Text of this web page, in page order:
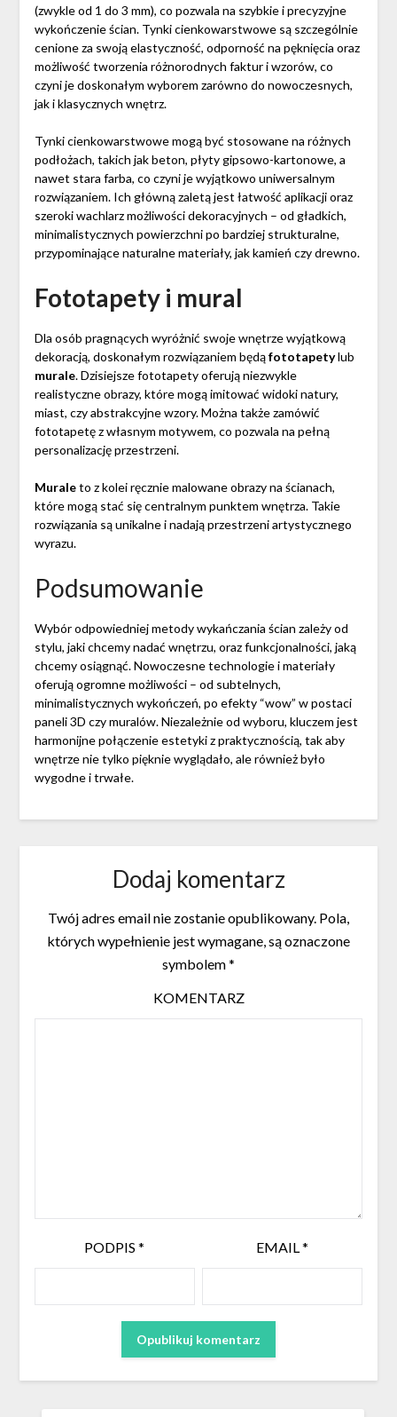
(zwykle od 1 do 3 mm), co pozwala na szybkie i precyzyjne
wykończenie ścian. Tynki cienkowarstwowe są szczególnie
cenione za swoją elastyczność, odporność na pęknięcia oraz
możliwość tworzenia różnorodnych faktur i wzorów, co
czyni je doskonałym wyborem zarówno do nowoczesnych,
jak i klasycznych wnętrz.
Tynki cienkowarstwowe mogą być stosowane na różnych
podłożach, takich jak beton, płyty gipsowo-kartonowe, a
nawet stara farba, co czyni je wyjątkowo uniwersalnym
rozwiązaniem. Ich główną zaletą jest łatwość aplikacji oraz
szeroki wachlarz możliwości dekoracyjnych – od gładkich,
minimalistycznych powierzchni po bardziej strukturalne,
przypominające naturalne materiały, jak kamień czy drewno.
Fototapety i mural
Dla osób pragnących wyróżnić swoje wnętrze wyjątkową
dekoracją, doskonałym rozwiązaniem będąfototapetylub
murale. Dzisiejsze fototapety oferują niezwykle
realistyczne obrazy, które mogą imitować widoki natury,
miast, czy abstrakcyjne wzory. Można także zamówić
fototapetę z własnym motywem, co pozwala na pełną
personalizację przestrzeni.
Muraleto z kolei ręcznie malowane obrazy na ścianach,
które mogą stać się centralnym punktem wnętrza. Takie
rozwiązania są unikalne i nadają przestrzeni artystycznego
wyrazu.
Podsumowanie
Wybór odpowiedniej metody wykańczania ścian zależy od
stylu, jaki chcemy nadać wnętrzu, oraz funkcjonalności, jaką
chcemy osiągnąć. Nowoczesne technologie i materiały
oferują ogromne możliwości – od subtelnych,
minimalistycznych wykończeń, po efekty “wow” w postaci
paneli 3D czy muralów. Niezależnie od wyboru, kluczem jest
harmonijne połączenie estetyki z praktycznością, tak aby
wnętrze nie tylko pięknie wyglądało, ale również było
wygodne i trwałe.
Dodaj komentarz
Twój adres email nie zostanie opublikowany. Pola,
których wypełnienie jest wymagane, są oznaczone
symbolem*
KOMENTARZ
PODPIS* EMAIL*